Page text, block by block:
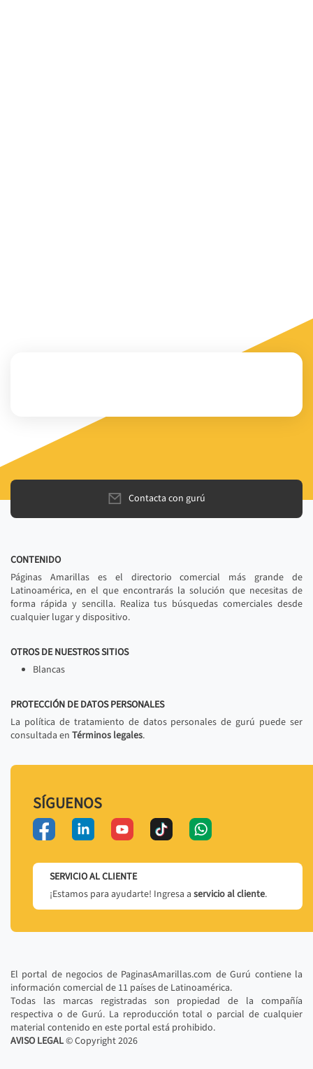
Contacta con gurú
CONTENIDO
Páginas Amarillas es el directorio comercial más grande de
Latinoamérica, en el que encontrarás la solución que necesitas de
forma rápida y sencilla. Realiza tus búsquedas comerciales desde
cualquier lugar y dispositivo.
OTROS DE NUESTROS SITIOS
Blancas
PROTECCIÓN DE DATOS PERSONALES
La política de tratamiento de datos personales de gurú puede ser
consultada en Términos legales.
SÍGUENOS
SERVICIO AL CLIENTE
¡Estamos para ayudarte! Ingresa a servicio al cliente.
El portal de negocios de PaginasAmarillas.com de Gurú contiene la
información comercial de 11 países de Latinoamérica.
Todas las marcas registradas son propiedad de la compañía
respectiva o de Gurú. La reproducción total o parcial de cualquier
material contenido en este portal está prohibido.
AVISO LEGAL© Copyright2026